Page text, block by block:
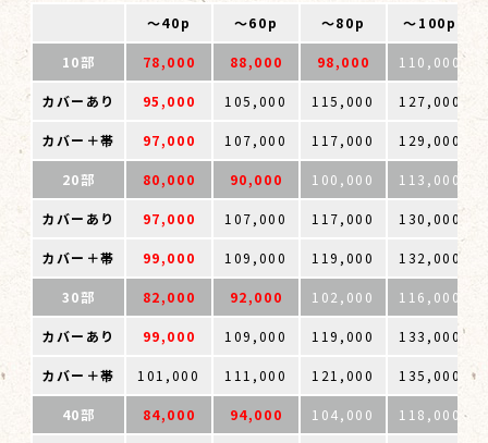
〜40p 〜60p 〜80p 〜100p
10部 78,000 88,000 98,000 110,000
カバーあり 95,000 105,000 115,000 127,000
カバー＋帯 97,000 107,000 117,000 129,000
20部 80,000 90,000 100,000 113,000
カバーあり 97,000 107,000 117,000 130,000
カバー＋帯 99,000 109,000 119,000 132,000
30部 82,000 92,000 102,000 116,000
カバーあり 99,000 109,000 119,000 133,000
カバー＋帯 101,000 111,000 121,000 135,000
40部 84,000 94,000 104,000 118,000